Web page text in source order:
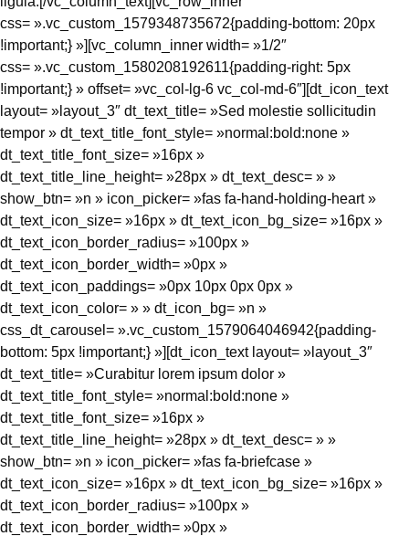
css= ».vc_custom_1579348735672{padding-bottom: 20px
!important;} »][vc_column_inner width= »1/2″
css= ».vc_custom_1580208192611{padding-right: 5px
!important;} » offset= »vc_col-lg-6 vc_col-md-6″][dt_icon_text
layout= »layout_3″ dt_text_title= »Sed molestie sollicitudin
tempor » dt_text_title_font_style= »normal:bold:none »
dt_text_title_font_size= »16px »
dt_text_title_line_height= »28px » dt_text_desc= » »
show_btn= »n » icon_picker= »fas fa-hand-holding-heart »
dt_text_icon_size= »16px » dt_text_icon_bg_size= »16px »
dt_text_icon_border_radius= »100px »
dt_text_icon_border_width= »0px »
dt_text_icon_paddings= »0px 10px 0px 0px »
dt_text_icon_color= » » dt_icon_bg= »n »
css_dt_carousel= ».vc_custom_1579064046942{padding-
bottom: 5px !important;} »][dt_icon_text layout= »layout_3″
dt_text_title= »Curabitur lorem ipsum dolor »
dt_text_title_font_style= »normal:bold:none »
dt_text_title_font_size= »16px »
dt_text_title_line_height= »28px » dt_text_desc= » »
show_btn= »n » icon_picker= »fas fa-briefcase »
dt_text_icon_size= »16px » dt_text_icon_bg_size= »16px »
dt_text_icon_border_radius= »100px »
dt_text_icon_border_width= »0px »